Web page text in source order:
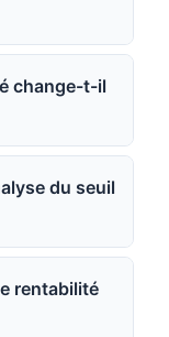
change-t-il
du seuil
rentabilité